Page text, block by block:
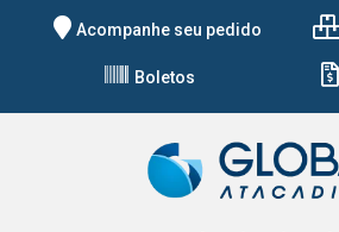
Acompanhe seu pedido
Boletos